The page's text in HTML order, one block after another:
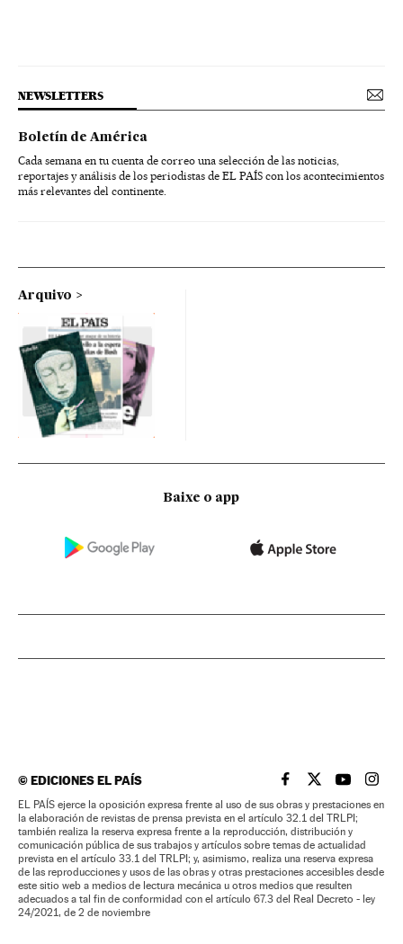
NEWSLETTERS
Boletín de América
Cada semana en tu cuenta de correo una selección de las noticias,
reportajes y análisis de los periodistas de EL PAÍS con los acontecimientos
más relevantes del continente.
Arquivo
Baixe o app
©EDICIONES EL PAÍS EL PAÍS BRASIL EN
EL PAÍSEL PAÍS
EL
EL PAÍS ejerce la oposición expresa frente al uso de sus obras y prestaciones en
la elaboración de revistas de prensa prevista en el artículo 32.1 del TRLPI;
también realiza la reserva expresa frente a la reproducción, distribución y
comunicación pública de sus trabajos y artículos sobre temas de actualidad
prevista en el artículo 33.1 del TRLPI; y, asimismo, realiza una reserva expresa
de las reproducciones y usos de las obras y otras prestaciones accesibles desde
este sitio web a medios de lectura mecánica u otros medios que resulten
adecuados a tal fin de conformidad con el artículo 67.3 del Real Decreto - ley
24/2021, de 2 de noviembre